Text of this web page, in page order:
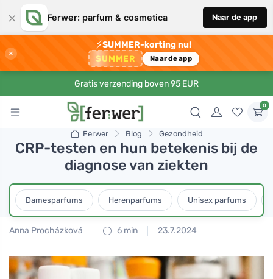
× Ferwer: parfum & cosmetica Naar de app
×
⚡SUMMER-korting nu!
SUMMER Naar de app
Gratis verzending boven 95 EUR
0
Ferwer Blog Gezondheid
CRP-testen en hun betekenis bij de
diagnose van ziekten
Damesparfums Herenparfums Unisex parfums
Anna Procházková 6 min 23.7.2024